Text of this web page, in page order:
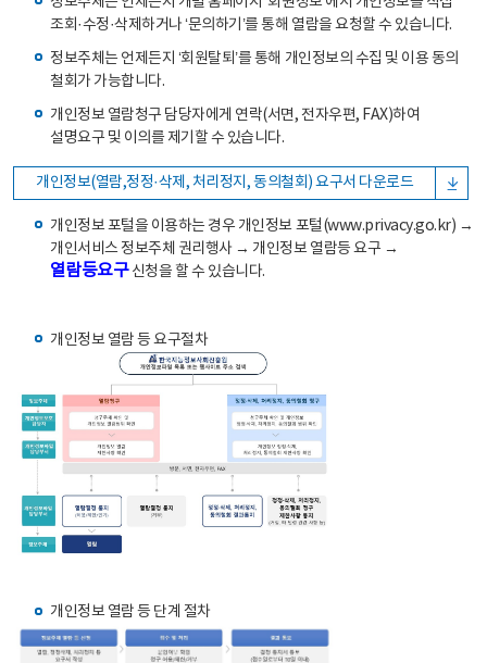
조회·수정·삭제하거나 ‘문의하기’를 통해 열람을 요청할 수 있습니다.
정보주체는 언제든지 ‘회원탈퇴’를 통해 개인정보의 수집 및 이용 동의
철회가 가능합니다.
개인정보 열람청구 담당자에게 연락(서면, 전자우편, FAX)하여
설명요구 및 이의를 제기할 수 있습니다.
개인정보(열람,정정·삭제, 처리정지, 동의철회) 요구서 다운로드
개인정보 포털을 이용하는 경우 개인정보 포털(www.privacy.go.kr) →
개인서비스 정보주체 권리행사 → 개인정보 열람등 요구 →
열람등요구신청을 할 수 있습니다.
개인정보 열람 등 요구절차
개인정보 열람 등 단계 절차